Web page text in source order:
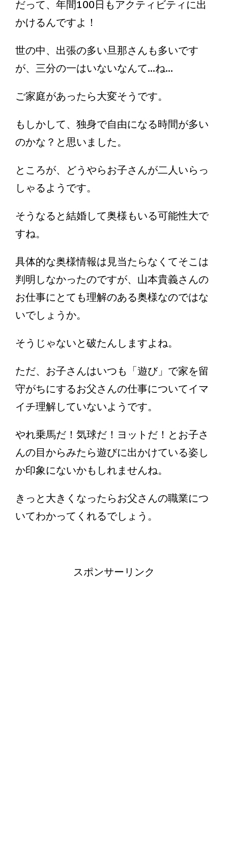
だって、年間100日もアクティビティに出
かけるんですよ！
世の中、出張の多い旦那さんも多いです
が、三分の一はいないなんて...ね...
ご家庭があったら大変そうです。
もしかして、独身で自由になる時間が多い
のかな？と思いました。
ところが、どうやらお子さんが二人いらっ
しゃるようです。
そうなると結婚して奥様もいる可能性大で
すね。
具体的な奥様情報は見当たらなくてそこは
判明しなかったのですが、山本貴義さんの
お仕事にとても理解のある奥様なのではな
いでしょうか。
そうじゃないと破たんしますよね。
ただ、お子さんはいつも「遊び」で家を留
守がちにするお父さんの仕事についてイマ
イチ理解していないようです。
やれ乗馬だ！気球だ！ヨットだ！とお子さ
んの目からみたら遊びに出かけている姿し
か印象にないかもしれませんね。
きっと大きくなったらお父さんの職業につ
いてわかってくれるでしょう。
スポンサーリンク